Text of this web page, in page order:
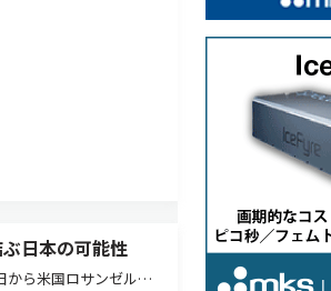
ぶ日本の可能性
から米国ロサンゼルス